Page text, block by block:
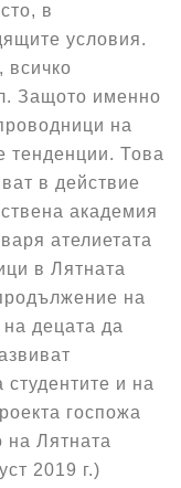
в
условия.
всичко
Защото именно
на
тенденции. Това
в действие
академия
ателиетата
в Лятната
на
децата да
и на
госпожа
на Лятната
2019 г.)